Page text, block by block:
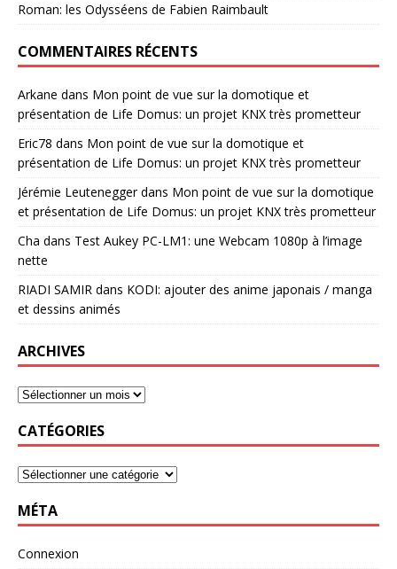
Roman: les Odysséens de Fabien Raimbault
COMMENTAIRES RÉCENTS
Arkane dans Mon point de vue sur la domotique et
présentation de Life Domus: un projet KNX très prometteur
Eric78 dans Mon point de vue sur la domotique et
présentation de Life Domus: un projet KNX très prometteur
Jérémie Leuteneggerdans Mon point de vue sur la domotique
et présentation de Life Domus: un projet KNX très prometteur
Cha dans Test Aukey PC-LM1: une Webcam 1080p à l’image
nette
RIADI SAMIR dans KODI: ajouter des anime japonais / manga
et dessins animés
ARCHIVES
CATÉGORIES
MÉTA
Connexion